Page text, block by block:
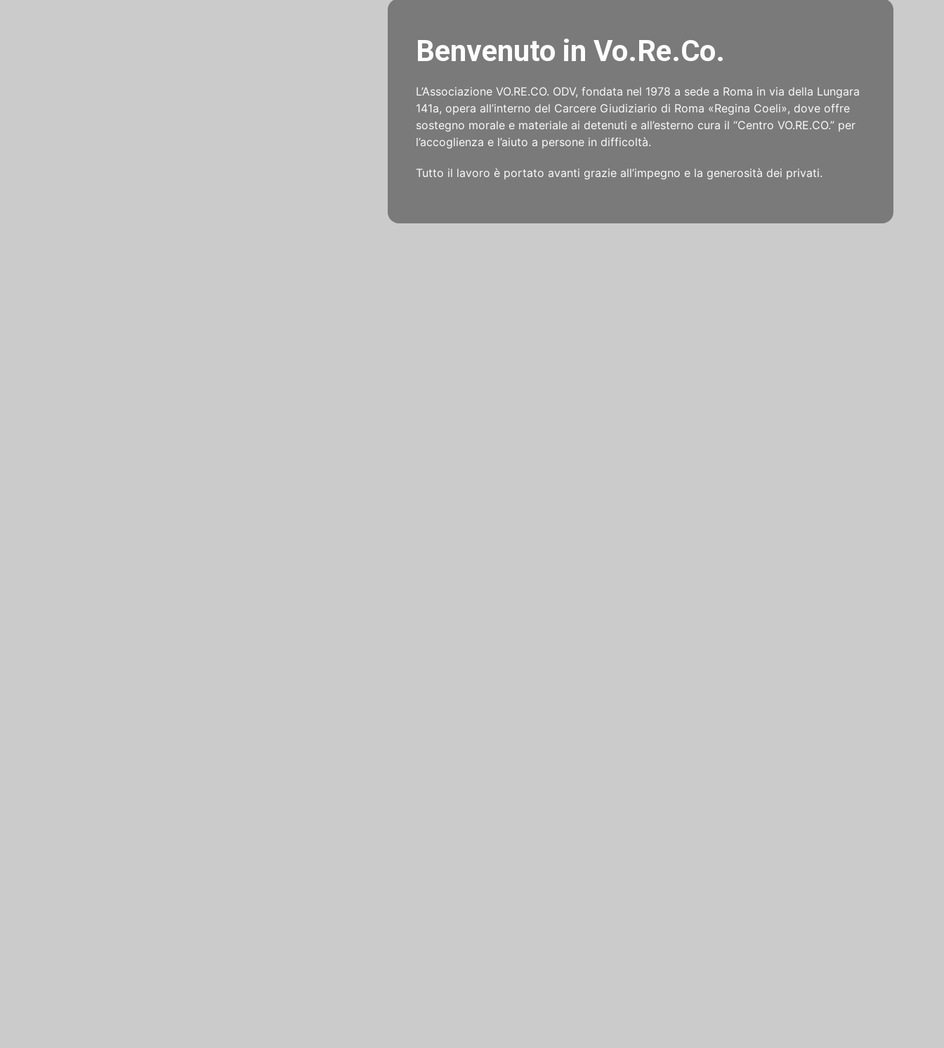
Benvenuto in Vo.Re.Co.
L’Associazione VO.RE.CO. ODV, fondata nel 1978 a sede a Roma in via della Lungara
141a, opera all’interno del Carcere Giudiziario di Roma «Regina Coeli», dove offre
sostegno morale e materiale ai detenuti e all’esterno cura il “Centro VO.RE.CO.” per
l’accoglienza e l’aiuto a persone in difficoltà.
Tutto il lavoro è portato avanti grazie all’impegno e la generosità dei privati.